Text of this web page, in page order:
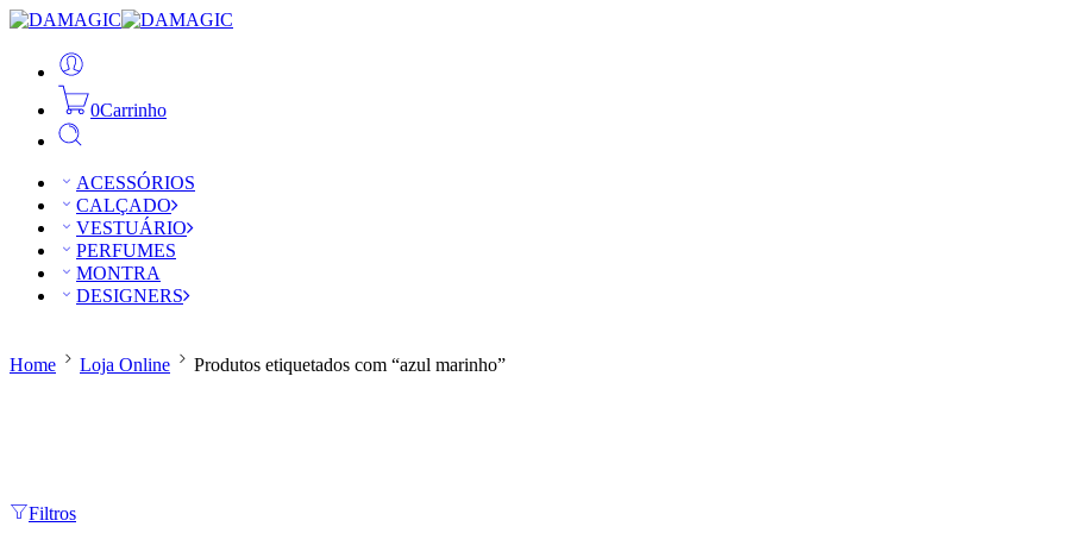
0Carrinho
ACESSÓRIOS
CALÇADO
VESTUÁRIO
PERFUMES
MONTRA
DESIGNERS
Home Loja Online Produtos etiquetados com “azul marinho”
Filtros